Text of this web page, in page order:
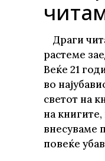
Драги
растеме
Веќе 21
во
светот на
на книгите,
внесуваме
повеќе